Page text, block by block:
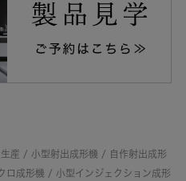
産 / 小型射出成形機 / 自作射出成形
ロ成形機 / 小型インジェクション成形